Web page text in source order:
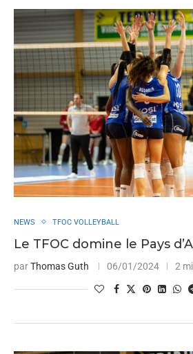
NEWS TFOC VOLLEYBALL
Le TFOC domine le Pays
parThomas Guth 06/01/2024 2